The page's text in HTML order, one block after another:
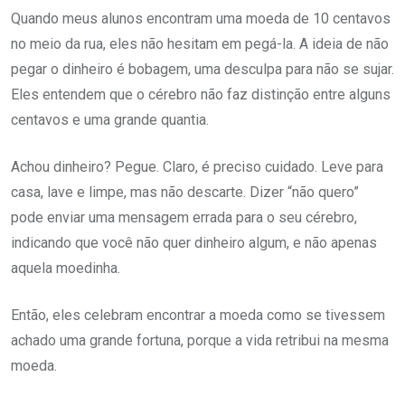
Quando meus alunos encontram uma moeda de 10 centavos
no meio da rua, eles não hesitam em pegá-la. A ideia de não
pegar o dinheiro é bobagem, uma desculpa para não se sujar.
Eles entendem que o cérebro não faz distinção entre alguns
centavos e uma grande quantia.
Achou dinheiro? Pegue. Claro, é preciso cuidado. Leve para
casa, lave e limpe, mas não descarte. Dizer “não quero”
pode enviar uma mensagem errada para o seu cérebro,
indicando que você não quer dinheiro algum, e não apenas
aquela moedinha.
Então, eles celebram encontrar a moeda como se tivessem
achado uma grande fortuna, porque a vida retribui na mesma
moeda.